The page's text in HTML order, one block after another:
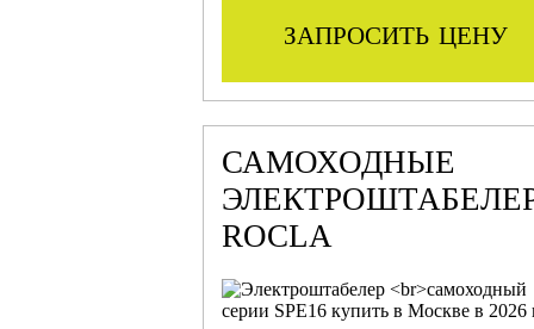
запросить цену
САМОХОДНЫЕ
ROCLA